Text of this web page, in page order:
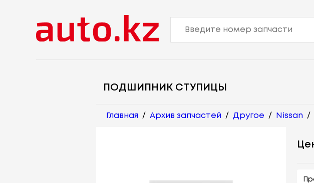
ПОДШИПНИК СТУПИЦЫ
Главная / Архив запчастей / Другое / Nissan /